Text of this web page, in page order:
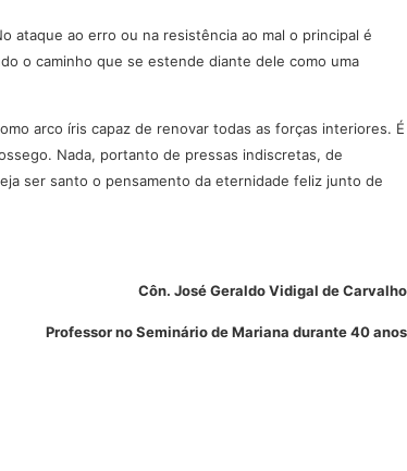
ataque ao erro ou na resistência ao mal o principal é
o caminho que se estende diante dele como uma
arco íris capaz de renovar todas as forças interiores. É
Nada, portanto de pressas indiscretas, de
ser santo o pensamento da eternidade feliz junto de
Côn. José Geraldo Vidigal de Carvalho
Professor no Seminário de Mariana durante 40 anos